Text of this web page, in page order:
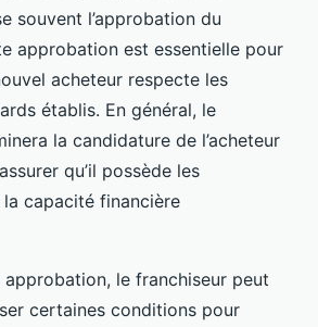
souvent l’approbation du
approbation est essentielle pour
acheteur respecte les
établis. En général, le
la candidature de l’acheteur
qu’il possède les
capacité financière
le franchiseur peut
certaines conditions pour